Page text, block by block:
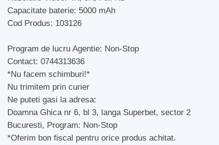
Capacitate baterie: 5000 mAh
Cod Produs: 103126
Program de lucru Agentie: Non-Stop
Contact: 0744313636
*Nu facem schimburi!*
Nu trimitem prin curier
Ne puteti gasi la adresa:
Doamna Ghica nr 6, bl 3, langa Superbet, sector 2
Bucuresti, Program: Non-Stop
*Oferim bon fiscal pentru orice produs achitat.